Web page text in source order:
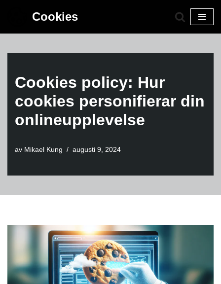
Cookies
Cookies policy: Hur
cookies personifierar din
onlineupplevelse
av Mikael Kung augusti 9, 2024